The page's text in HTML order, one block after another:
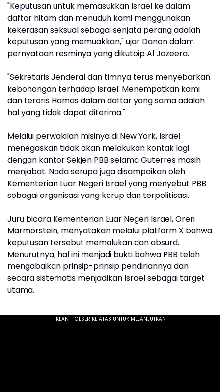
"Keputusan untuk memasukkan Israel ke dalam
daftar hitam dan menuduh kami menggunakan
kekerasan seksual sebagai senjata perang adalah
keputusan yang memuakkan," ujar Danon dalam
pernyataan resminya yang dikutoip Al Jazeera.
"Sekretaris Jenderal dan timnya terus menyebarkan
kebohongan terhadap Israel. Menempatkan kami
dan teroris Hamas dalam daftar yang sama adalah
hal yang tidak dapat diterima."
Melalui perwakilan misinya di New York, Israel
menegaskan tidak akan melakukan kontak lagi
dengan kantor Sekjen PBB selama Guterres masih
menjabat. Nada serupa juga disampaikan oleh
Kementerian Luar Negeri Israel yang menyebut PBB
sebagai organisasi yang korup dan terpolitisasi.
Juru bicara Kementerian Luar Negeri Israel, Oren
Marmorstein, menyatakan melalui platform X bahwa
keputusan tersebut memalukan dan absurd.
Menurutnya, hal ini menjadi bukti bahwa PBB telah
mengabaikan prinsip-prinsip pendiriannya dan
secara sistematis menjadikan Israel sebagai target
utama.